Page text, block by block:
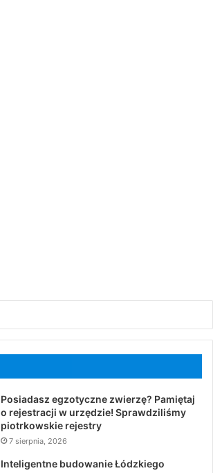
Posiadasz egzotyczne zwierzę? Pamiętaj
o rejestracji w urzędzie! Sprawdziliśmy
piotrkowskie rejestry
7 sierpnia, 2026
Inteligentne budowanie Łódzkiego